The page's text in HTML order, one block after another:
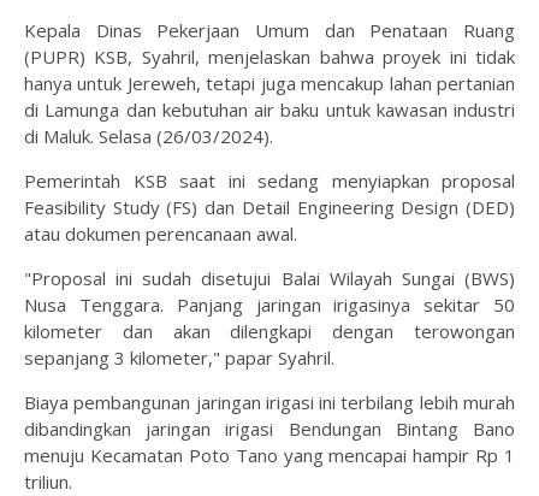
Kepala Dinas Pekerjaan Umum dan Penataan Ruang
(PUPR) KSB, Syahril, menjelaskan bahwa proyek ini tidak
hanya untuk Jereweh, tetapi juga mencakup lahan pertanian
di Lamunga dan kebutuhan air baku untuk kawasan industri
di Maluk. Selasa (26/03/2024).
Pemerintah KSB saat ini sedang menyiapkan proposal
Feasibility Study (FS) dan Detail Engineering Design (DED)
atau dokumen perencanaan awal.
"Proposal ini sudah disetujui Balai Wilayah Sungai (BWS)
Nusa Tenggara. Panjang jaringan irigasinya sekitar 50
kilometer dan akan dilengkapi dengan terowongan
sepanjang 3 kilometer," papar Syahril.
Biaya pembangunan jaringan irigasi ini terbilang lebih murah
dibandingkan jaringan irigasi Bendungan Bintang Bano
menuju Kecamatan Poto Tano yang mencapai hampir Rp 1
triliun.